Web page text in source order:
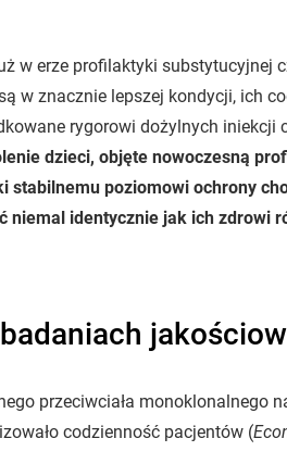
w erze profilaktyki substytucyjnej
w znacznie lepszej kondycji, ich
rygorowi dożylnych iniekcji
dzieci, objęte nowoczesną
stabilnemu poziomowi ochrony
niemal identycznie jak ich zdrowi
przeciwciała monoklonalnego
codzienność pacjentów (